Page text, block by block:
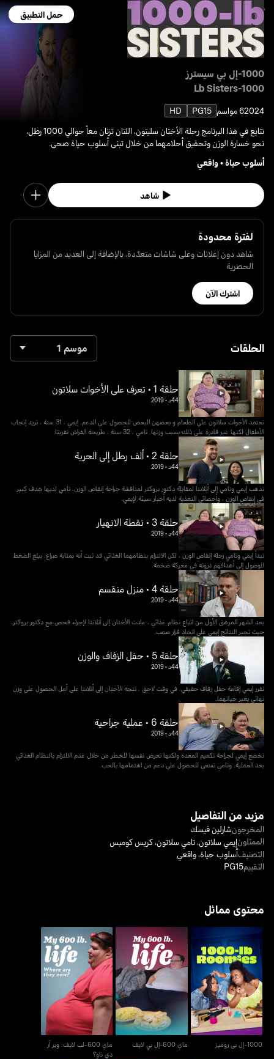
حمل التطبيق
1000-إل بي سيسترز
1000-Lb Sisters
20246 مواسم PG15
HD
نتابع في هذا البرنامج رحلة الأختان سليتون، اللتان تزنان معاً حوالي 1000 رطل،
نحو خسارة الوزن وتحقيق أحلامهما من خلال تبني أسلوب حياة صحي.
أسلوب حياة•واقعي
شاهد
لفترة محدودة
شاهد دون إعلانات وعلى شاشات متعدّدة، بالإضافة إلى العديد من المزايا
الحصرية
اشترك الآن
الحلقات موسم 1
حلقة 1 • تعرف على الأخوات سلاتون
44د •
2019
تعتمد الأخوات سلاتون على الطعام و بعضهن البعض للحصول على الدعم. إيمي ، 31 سنة ، تريد إنجاب
الأطفال لكنها غير قادرة على ذلك بسبب وزنها. تامي ، 32 سنة ، طريحة الفراش تقريبًا.
حلقة 2 • ألف رطل إلى الحرية
44د •
2019
تذهب إيمي وتامي إلى أتلانتا لمقابلة دكتور بروكتر لمناقشة جراحة إنقاص الوزن. تامي لديها هدف كبير
في إنقاص الوزن ، وأخصائي التغذية لديه أخبار سيئة لإيمي.
حلقة 3 • نقطة الانهيار
44د •
2019
تبدأ إيمي وتامي رحلة إنقاص الوزن ، لكن الالتزام بنظامهما الغذائي قد ثبت أنه بمثابة صراع. يبلغ الضغط
للوصول إلى أهدافهم ذروته في معركة ضخمة.
حلقة 4 • منزل منقسم
44د •
2019
بعد الشهر المرهق الأول من اتباع نظام غذائي ، عادت الأختان إلى أتلانتا لإجراء فحص مع دكتور بروكتر.
حيث تجبر النتائج إيمي على اتخاذ قرار صعب.
حلقة 5 • حفل الزفاف والوزن
44د •
2019
تقرر إيمي إقامة حفل زفاف حقيقي. في وقت لاحق ، تتجه الأختان إلى أتلانتا على أمل الحصول على وزن
نهائي يغير حياتهما.
حلقة 6 • عملية جراحية
44د •
2019
تخضع إيمي لجراحة تكميم المعدة ولكنها تعرض نفسها للخطر من خلال عدم الالتزام بالنظام الغذائي
بعد العملية. وتامي تسعى للحصول على دعم من اهتمامها بالحب.
مزيد من التفاصيل
المخرجونشارلين فيسك
الممثلونإيمي سلاتون،تامي سلاتون،كريس كومبس
التصنيفأسلوب حياة،واقعي
التقييمPG15
محتوى مماثل
1000-إل بي روميز
1000-إل بي روميز ماي 600-إل بي لايف
ماي 600-لب لايف: وير آر
ذي ناو؟
ماي 600-لب لايف: وير آر
ذي ناو؟